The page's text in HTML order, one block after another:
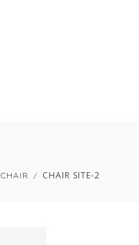
CHAIR CHAIR SITE-2